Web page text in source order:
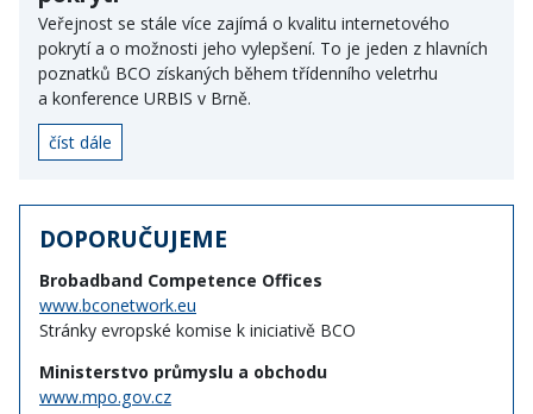
Veřejnost se stále více zajímá o kvalitu internetového
pokrytí a o možnosti jeho vylepšení. To je jeden z hlavních
poznatků BCO získaných během třídenního veletrhu
a konference URBIS v Brně.
číst dále
DOPORUČUJEME
Brobadband Competence Offices
www.bconetwork.eu
Stránky evropské komise k iniciativě BCO
Ministerstvo průmyslu a obchodu
www.mpo.gov.cz